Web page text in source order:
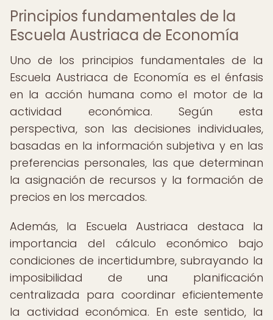
Principios fundamentales de la
Escuela Austriaca de Economía
Uno de los principios fundamentales de la
Escuela Austriaca de Economía es el énfasis
en la acción humana como el motor de la
actividad económica. Según esta
perspectiva, son las decisiones individuales,
basadas en la información subjetiva y en las
preferencias personales, las que determinan
la asignación de recursos y la formación de
precios en los mercados.
Además, la Escuela Austriaca destaca la
importancia del cálculo económico bajo
condiciones de incertidumbre, subrayando la
imposibilidad de una planificación
centralizada para coordinar eficientemente
la actividad económica. En este sentido, la